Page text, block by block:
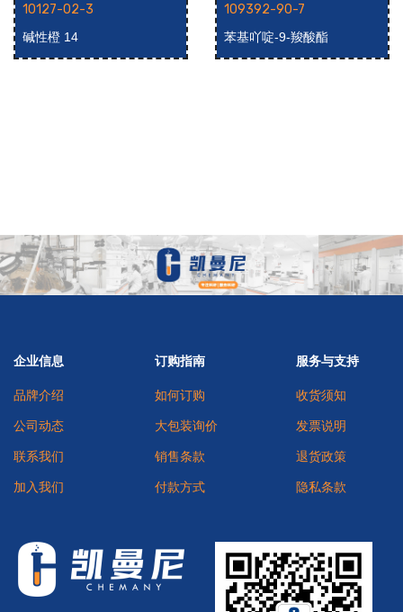
10127-02-3
碱性橙 14
109392-90-7
苯基吖啶-9-羧酸酯
企业信息
品牌介绍
公司动态
联系我们
加入我们
订购指南
如何订购
大包装询价
销售条款
付款方式
服务与支持
收货须知
发票说明
退货政策
隐私条款